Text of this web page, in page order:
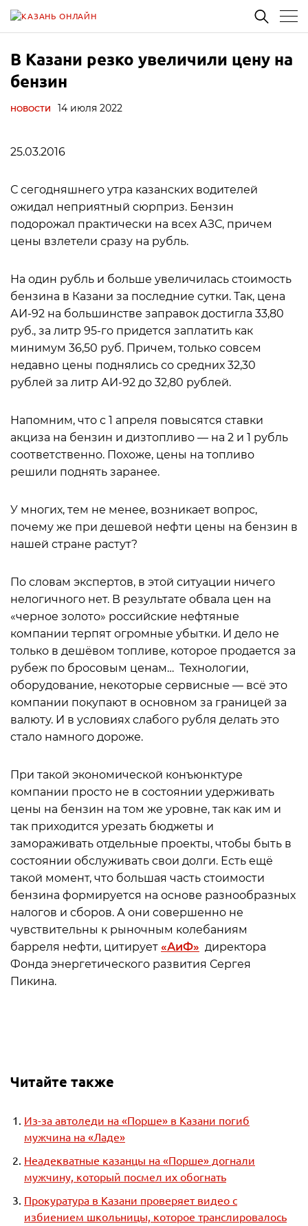
В Казани резко увеличили цену на
бензин
НОВОСТИ 14 июля 2022
25.03.2016
С сегодняшнего утра казанских водителей
ожидал неприятный сюрприз. Бензин
подорожал практически на всех АЗС, причем
цены взлетели сразу на рубль.
На один рубль и больше увеличилась стоимость
бензина в Казани за последние сутки. Так, цена
АИ-92 на большинстве заправок достигла 33,80
руб., за литр 95-го придется заплатить как
минимум 36,50 руб. Причем, только совсем
недавно цены поднялись со средних 32,30
рублей за литр АИ-92 до 32,80 рублей.
Напомним, что с 1 апреля повысятся ставки
акциза на бензин и дизтопливо — на 2 и 1 рубль
соответственно. Похоже, цены на топливо
решили поднять заранее.
У многих, тем не менее, возникает вопрос,
почему же при дешевой нефти цены на бензин в
нашей стране растут?
По словам экспертов, в этой ситуации ничего
нелогичного нет. В результате обвала цен на
«черное золото» российские нефтяные
компании терпят огромные убытки. И дело не
только в дешёвом топливе, которое продается за
рубеж по бросовым ценам… Технологии,
оборудование, некоторые сервисные — всё это
компании покупают в основном за границей за
валюту. И в условиях слабого рубля делать это
стало намного дороже.
При такой экономической конъюнктуре
компании просто не в состоянии удерживать
цены на бензин на том же уровне, так как им и
так приходится урезать бюджеты и
замораживать отдельные проекты, чтобы быть в
состоянии обслуживать свои долги. Есть ещё
такой момент, что большая часть стоимости
бензина формируется на основе разнообразных
налогов и сборов. А они совершенно не
чувствительны к рыночным колебаниям
барреля нефти, цитирует «АиФ» директора
Фонда энергетического развития Сергея
Пикина.
Читайте также
Из-за автоледи на «Порше» в Казани погиб
мужчина на «Ладе»
Неадекватные казанцы на «Порше» догнали
мужчину, который посмел их обогнать
Прокуратура в Казани проверяет видео с
избиением школьницы, которое транслировалось